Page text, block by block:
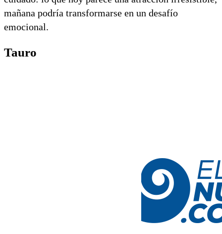
mañana podría transformarse en un desafío
emocional.
Tauro